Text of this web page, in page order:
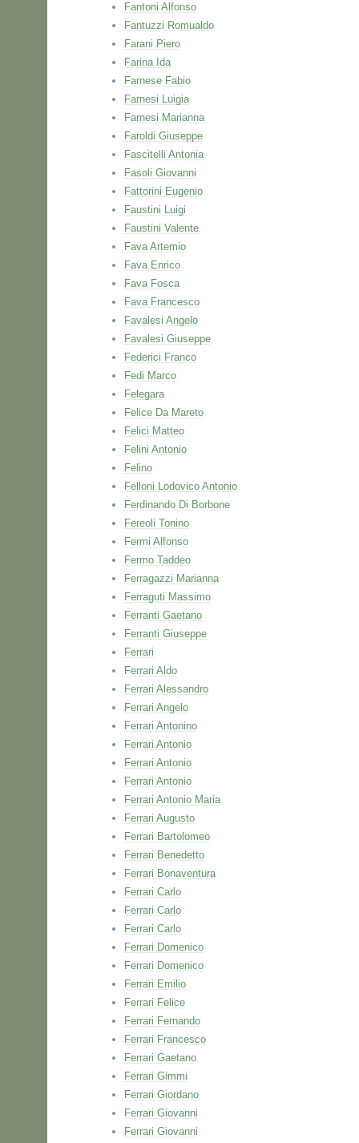
Fantoni Alfonso
Fantuzzi Romualdo
Farani Piero
Farina Ida
Farnese Fabio
Farnesi Luigia
Farnesi Marianna
Faroldi Giuseppe
Fascitelli Antonia
Fasoli Giovanni
Fattorini Eugenio
Faustini Luigi
Faustini Valente
Fava Artemio
Fava Enrico
Fava Fosca
Fava Francesco
Favalesi Angelo
Favalesi Giuseppe
Federici Franco
Fedi Marco
Felegara
Felice Da Mareto
Felici Matteo
Felini Antonio
Felino
Felloni Lodovico Antonio
Ferdinando Di Borbone
Fereoli Tonino
Fermi Alfonso
Fermo Taddeo
Ferragazzi Marianna
Ferraguti Massimo
Ferranti Gaetano
Ferranti Giuseppe
Ferrari
Ferrari Aldo
Ferrari Alessandro
Ferrari Angelo
Ferrari Antonino
Ferrari Antonio
Ferrari Antonio
Ferrari Antonio
Ferrari Antonio Maria
Ferrari Augusto
Ferrari Bartolomeo
Ferrari Benedetto
Ferrari Bonaventura
Ferrari Carlo
Ferrari Carlo
Ferrari Carlo
Ferrari Domenico
Ferrari Domenico
Ferrari Emilio
Ferrari Felice
Ferrari Fernando
Ferrari Francesco
Ferrari Gaetano
Ferrari Gimmi
Ferrari Giordano
Ferrari Giovanni
Ferrari Giovanni